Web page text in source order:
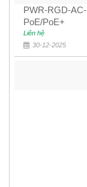
PWR-RGD-
PoE/PoE+
Liên hệ
30-12-2025